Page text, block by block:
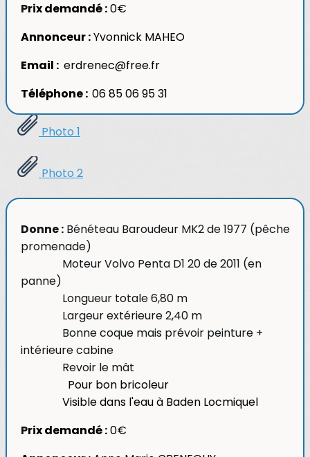
Prix demandé :0€
Annonceur :Yvonnick MAHEO
Email : erdrenec@free.fr
Téléphone : 06 85 06 95 31
Photo 1
Photo 2
Donne : Bénéteau Baroudeur MK2 de 1977 (pêche
promenade)
Moteur Volvo Penta D1 20 de 2011 (en
panne)
Longueur totale 6,80 m
Largeur extérieure 2,40 m
Bonne coque mais prévoir peinture +
intérieure cabine
Revoir le mât
Pour bon bricoleur
Visible dans l'eau à Baden Locmiquel
Prix demandé :0€